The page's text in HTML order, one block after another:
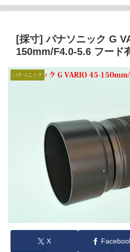
[採寸] パナソニック G
150mm/F4.0-5.6 フード
パナソニック
X